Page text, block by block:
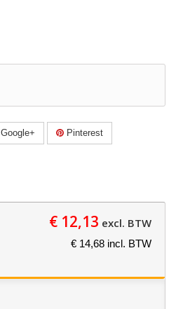
Google+ Pinterest
€ 12,13 excl. BTW
€ 14,68 incl. BTW